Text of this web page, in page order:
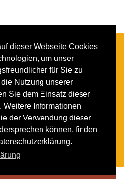
dieser Webseite Cookies
um unser
für Sie zu
Nutzung unserer
Sie dem Einsatz dieser
Weitere Informationen
der Verwendung dieser
können, finden